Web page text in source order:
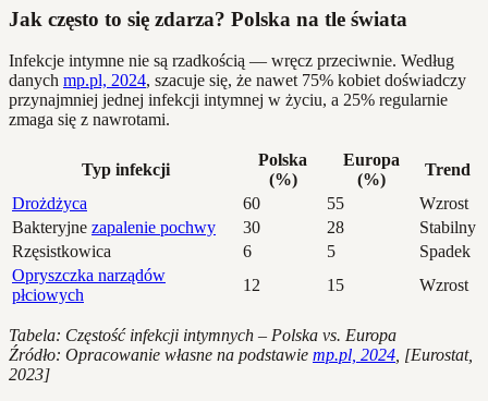
Jak często to się zdarza? Polska na tle świata
Infekcje intymne nie są rzadkością — wręcz przeciwnie. Według
danych mp.pl, 2024, szacuje się, że nawet 75% kobiet doświadczy
przynajmniej jednej infekcji intymnej w życiu, a 25% regularnie
zmaga się z nawrotami.
Typ infekcji
Polska
(%)
Europa
(%)
Trend
Drożdżyca
60 55
Wzrost
Bakteryjne zapalenie pochwy 30 28
Stabilny
Rzęsistkowica
6 5
Spadek
Opryszczka narządów
płciowych
12 15 Wzrost
Tabela: Częstość infekcji intymnych – Polska vs. Europa
Źródło: Opracowanie własne na podstawie mp.pl, 2024 , [Eurostat,
2023]